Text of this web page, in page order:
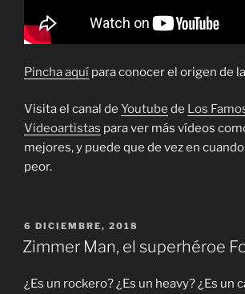
Pincha aquí para conocer el origen de
Visita el canal de Youtube de Los
Videoartistas para ver más vídeos
mejores, y puede que de vez en
peor.
PUBLICADO
EL
6 DICIEMBRE, 2018
Zimmer Man, el superhéroe
¿Es un rockero? ¿Es un heavy? ¿Es un